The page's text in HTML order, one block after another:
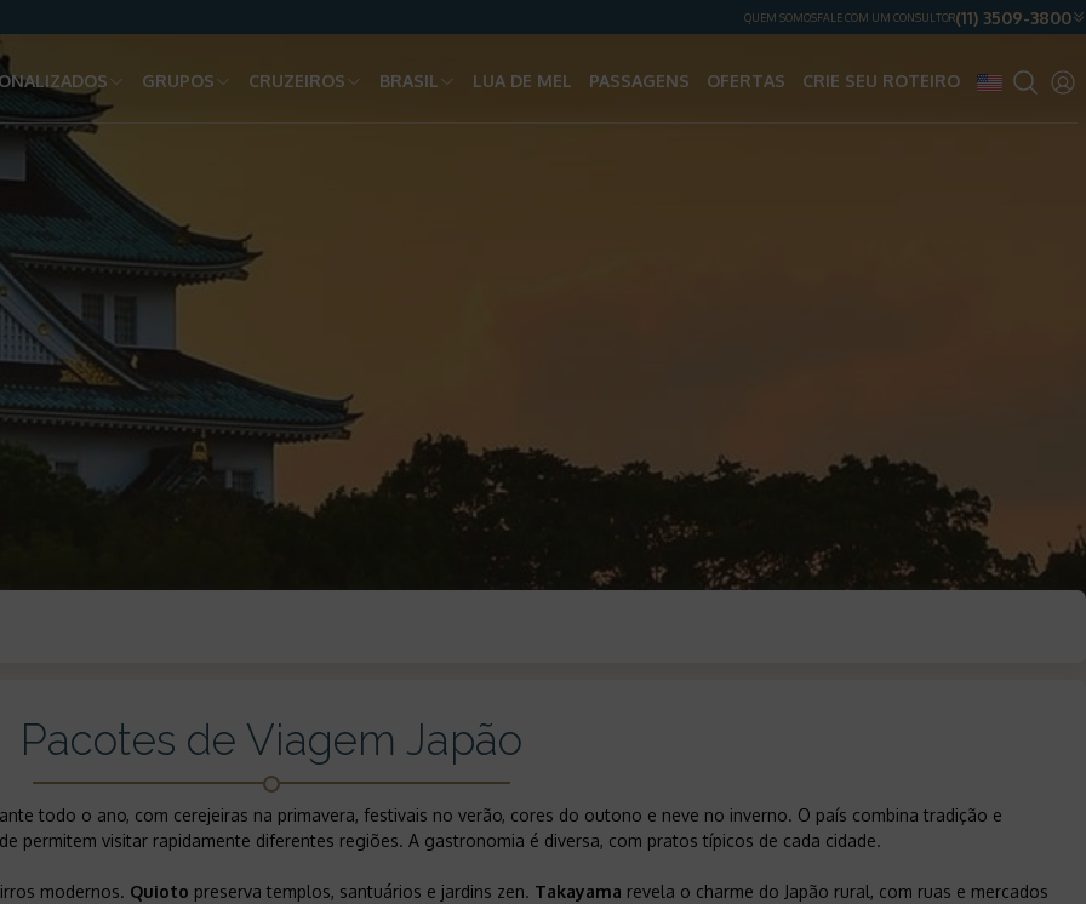
QUEM SOMOSFALE COM UM CONSULTOR(11) 3509-3800
GRUPOS CRUZEIROS BRASIL LUA DE MEL PASSAGENS OFERTAS CRIE SEU ROTEIRO
Pacotes de Viagem Japão
todo o ano, com cerejeiras na primavera, festivais no verão, cores do outono e neve no inverno. O país combina tradição e
permitem visitar rapidamente diferentes regiões. A gastronomia é diversa, com pratos típicos de cada cidade.
modernos. Quioto preserva templos, santuários e jardins zen. Takayama revela o charme do Japão rural, com ruas e mercados